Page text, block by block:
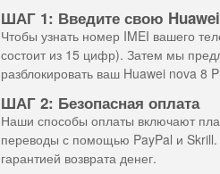
ШАГ 1: Введите свою
Чтобы узнать номер IMEI вашего
состоит из 15 цифр). Затем мы
разблокировать ваш Huawei nova 8
ШАГ 2: Безопасная оплата
Наши способы оплаты включают
переводы с помощью PayPal и
гарантией возврата денег.